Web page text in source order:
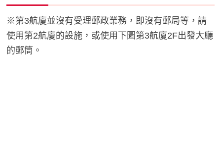
※第3航廈並沒有受理郵政業務，即沒有郵局等，請
使用第2航廈的設施，或使用下圖第3航廈2F出發大廳
的郵筒。